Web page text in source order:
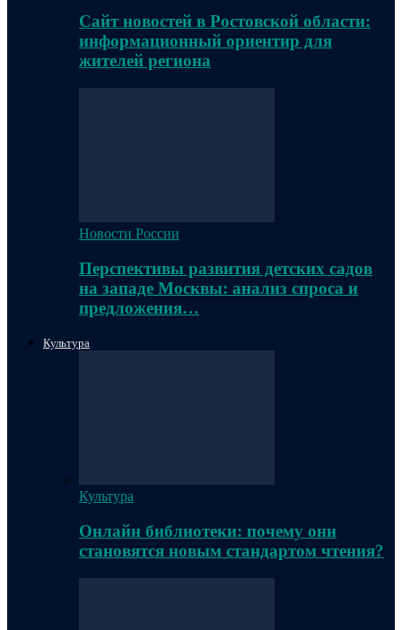
Сайт новостей в Ростовской области:
информационный ориентир для
жителей региона
Новости России
Перспективы развития детских садов
на западе Москвы: анализ спроса и
предложения…
Культура
Культура
Онлайн библиотеки: почему они
становятся новым стандартом чтения?